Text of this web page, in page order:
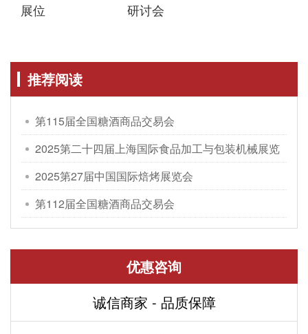
展位
研讨会
推荐阅读
第115届全国糖酒商品交易会
2025第二十四届上海国际食品加工与包装机械展览
会
2025第27届中国国际焙烤展览会
第112届全国糖酒商品交易会
优惠咨询
诚信商家 - 品质保障